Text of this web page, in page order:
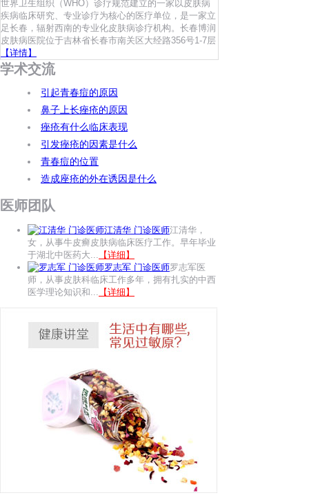
世界卫生组织（WHO）诊疗规范建立的一家以皮肤病
疾病临床研究、专业诊疗为核心的医疗单位，是一家立
足长春，辐射西南的专业化皮肤病诊疗机构。长春博润
皮肤病医院位于吉林省长春市南关区大经路356号1-7层
【详情】
学术交流
引起青春痘的原因
鼻子上长痤疮的原因
痤疮有什么临床表现
引发痤疮的因素是什么
青春痘的位置
造成座疮的外在诱因是什么
医师团队
江清华 门诊医师江清华，
女，从事牛皮癣皮肤病临床医疗工作。早年毕业
于湖北中医药大... 【详细】
罗志军 门诊医师罗志军医
师，从事皮肤科临床工作多年，拥有扎实的中西
医学理论知识和... 【详细】